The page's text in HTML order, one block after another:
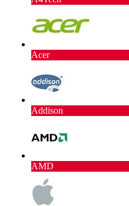
Acer
Addison
AMD